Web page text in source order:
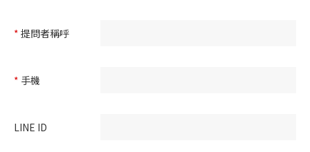
* 提問者稱呼
* 手機
LINE ID